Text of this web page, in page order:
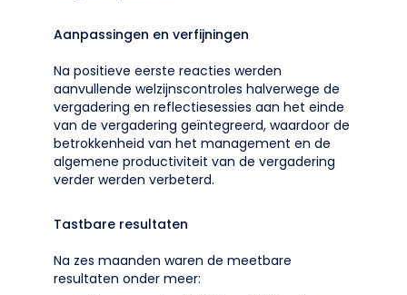
Aanpassingen en verfijningen
Na positieve eerste reacties werden
aanvullende welzijnscontroles halverwege de
vergadering en reflectiesessies aan het einde
van de vergadering geïntegreerd, waardoor de
betrokkenheid van het management en de
algemene productiviteit van de vergadering
verder werden verbeterd.
Tastbare resultaten
Na zes maanden waren de meetbare
resultaten onder meer: